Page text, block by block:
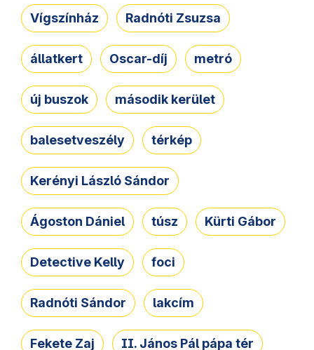
Vígszínház Radnóti Zsuzsa
állatkert Oscar-díj metró
új buszok második kerület
balesetveszély térkép
Kerényi László Sándor
Ágoston Dániel túsz Kürti Gábor
Detective Kelly foci
Radnóti Sándor lakcím
Fekete Zaj II. János Pál pápa tér